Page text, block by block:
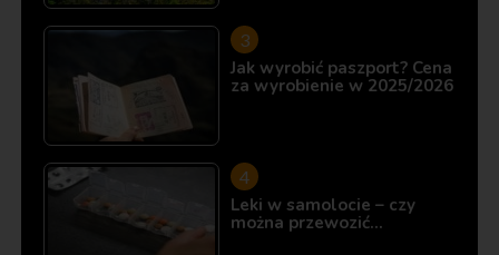
Jak wyrobić paszport? Cena
za wyrobienie w 2025/2026
Leki w samolocie – czy
można przewozić…